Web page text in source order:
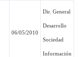
06/05/2010
Dir. General
Desarrollo
Sociedad
Información